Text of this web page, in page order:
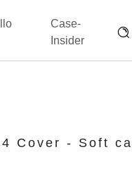
Case-
Insider
Cover - Soft